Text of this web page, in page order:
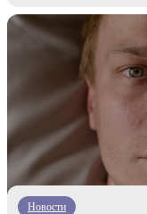
Новости